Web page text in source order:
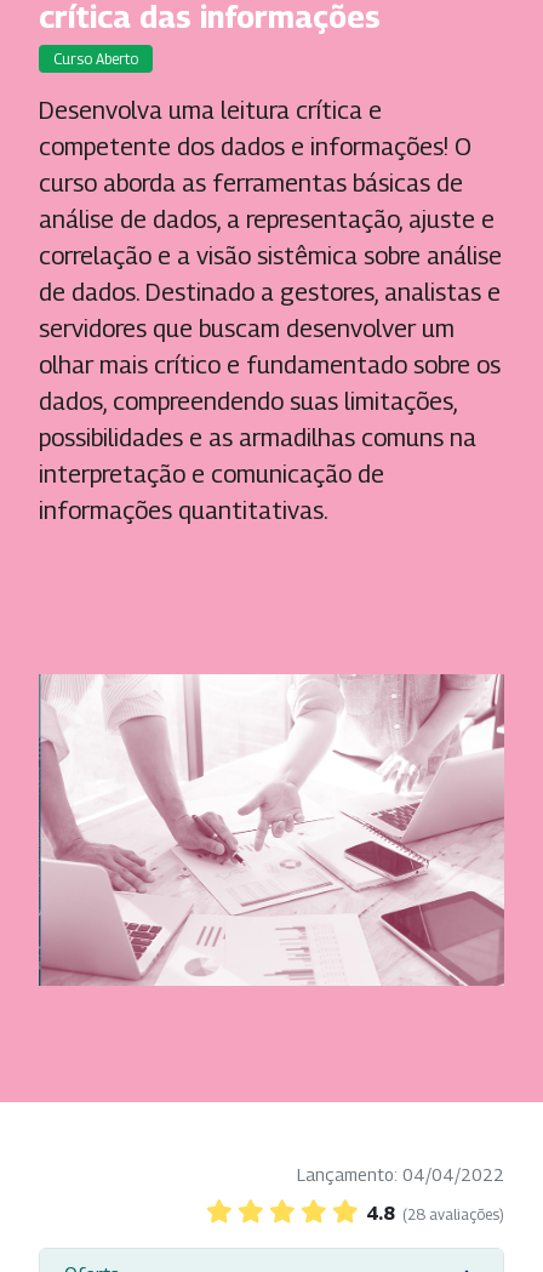
crítica das informações
Curso Aberto
Desenvolva uma leitura crítica e
competente dos dados e informações! O
curso aborda as ferramentas básicas de
análise de dados, a representação, ajuste e
correlação e a visão sistêmica sobre análise
de dados. Destinado a gestores, analistas e
servidores que buscam desenvolver um
olhar mais crítico e fundamentado sobre os
dados, compreendendo suas limitações,
possibilidades e as armadilhas comuns na
interpretação e comunicação de
informações quantitativas.
Lançamento: 04/04/2022
4.8 (28 avaliações)